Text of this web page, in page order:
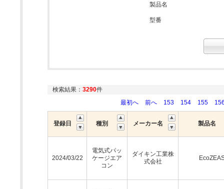
製品名
型番
検索結果： 3290件
最初へ
前へ 153 154 155
登録日 種別 メーカー名 製品名
2024/03/22
電気式パッ
ケージエア
コン
ダイキン工業株
式会社